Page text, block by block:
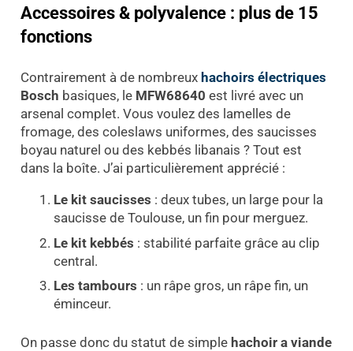
Accessoires & polyvalence : plus de 15
fonctions
Contrairement à de nombreux hachoirs électriques
Bosch basiques, le MFW68640 est livré avec un
arsenal complet. Vous voulez des lamelles de
fromage, des coleslaws uniformes, des saucisses
boyau naturel ou des kebbés libanais ? Tout est
dans la boîte. J’ai particulièrement apprécié :
Le kit saucisses : deux tubes, un large pour la
saucisse de Toulouse, un fin pour merguez.
Le kit kebbés : stabilité parfaite grâce au clip
central.
Les tambours : un râpe gros, un râpe fin, un
éminceur.
On passe donc du statut de simple hachoir a viande